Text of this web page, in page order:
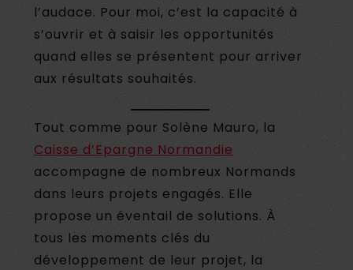
l’audace. Pour moi, c’est la capacité à
s’ouvrir et à saisir les opportunités
quand elles se présentent pour arriver
aux résultats souhaités.
Tout comme pour Solène Mauro, la
Caisse d’Epargne Normandie
accompagne de nombreux Normands
dans leurs projets engagés. Elle
propose un éventail de solutions. À
tous les moments clés du
développement de leur projet, la